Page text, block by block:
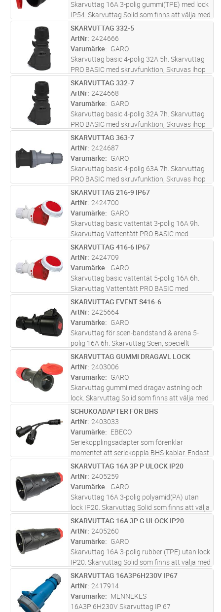
Skarvuttag 16A 3-polig gummi(TPE) med lock
IP54. Skarvuttag Solid som finns att välja med
eller utan lock och är ett tufft och tåligt
sortiment som tål det mesta, även att bli
överkört av ett och ann
ST Lägg i kundvagn
SKARVUTTAG 332-5
ArtNr 2424666
Varumärke
GARO
Skarvuttag basic 4-polig 32A 5h. Skarvuttag
PRO BASIC med skruvfunktion, Skruvas ihop
för att bättre kunna stå emot grus och
smuts.Donen tål även extrem kyla och
kombinationen gör att donen står sig
mer
ST Lägg i kundvagn
SKARVUTTAG 332-7
ArtNr 2424668
Varumärke
GARO
Skarvuttag basic 4-polig 32A 7h. Skarvuttag
PRO BASIC med skruvfunktion, Skruvas ihop
för att bättre kunna stå emot grus och
smuts.Donen tål även extrem kyla och
kombinationen gör att donen står sig
mer
ST Lägg i kundvagn
SKARVUTTAG 363-7
ArtNr 2424687
Varumärke
GARO
Skarvuttag basic 4-polig 63A 7h. Skarvuttag
PRO BASIC med skruvfunktion, Skruvas ihop
för att bättre kunna stå emot grus och
smuts.Donen tål även extrem kyla och
kombinationen gör att donen står sig
mer
ST Lägg i kundvagn
SKARVUTTAG 216-9 IP67
ArtNr 2424700
Varumärke
GARO
Skarvuttag basic vattentät 3-polig 16A 9h.
Skarvuttag Vattentätt PRO BASIC med
skruvfunktion, Skruvas ihop för att bättre
kunna stå emot grus och smuts.Donen tål
även extrem kyla och kombinationen g
mer
ST Lägg i kundvagn
SKARVUTTAG 416-6 IP67
ArtNr 2424709
Varumärke
GARO
Skarvuttag basic vattentät 5-polig 16A 6h.
Skarvuttag Vattentätt PRO BASIC med
skruvfunktion, Skruvas ihop för att bättre
kunna stå emot grus och smuts.Donen tål
även extrem kyla och kombinationen g
mer
ST Lägg i kundvagn
SKARVUTTAG EVENT S416-6
ArtNr 2425664
Varumärke
GARO
Skarvuttag för scen-bandstand & arena 5-
polig 16A 6h. Skarvuttag Scen, speciellt
framtaget för scener, arenor och olika event.
Ett närmast osynligt don på svarta golv.
ST Lägg i kundvagn
SKARVUTTAG GUMMI DRAGAVL LOCK
ArtNr 2403006
Varumärke
GARO
Skarvuttag gummi med dragavlastning och
lock. Skarvuttag Solid som finns att välja med
eller utan lock och är ett tufft och tåligt
sortiment som tål det mesta, även att bli
överkört av ett och annat
ST Lägg i kundvagn
SCHUKOADAPTER FÖR BHS
ArtNr 2403033
Varumärke
EBECO
Seriekopplingsadapter som förenklar
momentet att seriekoppla BHS-kablar. Endast
seriekoppling av två lika långa BHS-kablar ger
25 % av den totala effekten.
ST Lägg i kundvagn
SKARVUTTAG 16A 3P P ULOCK IP20
ArtNr 2405259
Varumärke
GARO
Skarvuttag 16A 3-polig polyamid(PA) utan
lock IP20. Skarvuttag Solid som finns att välja
med eller utan lock och är ett tufft och tåligt
sortiment som tål det mesta, även att bli
överkört av ett och
ST Lägg i kundvagn
SKARVUTTAG 16A 3P G ULOCK IP20
ArtNr 2405260
Varumärke
GARO
Skarvuttag 16A 3-polig rubber (TPE) utan lock
IP20. Skarvuttag Solid som finns att välja med
eller utan lock och är ett tufft och tåligt
sortiment som tål det mesta, även att bli
överkört av ett och...läs mer
ST Lägg i kundvagn
SKARVUTTAG 16A3P6H230V IP67
ArtNr 2417914
Varumärke
MENNEKES
16A3P 6H230V Skarvuttag IP 67